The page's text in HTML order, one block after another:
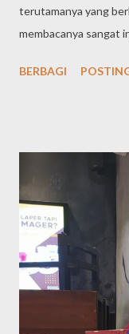
terutamanya yang
membacanya sangat
branding di dunia
yang banyak
baru. 1.
Kenapa ini sangat
baru, karena ketika
mendapatkan
keuntungan lebih
BERBAGI